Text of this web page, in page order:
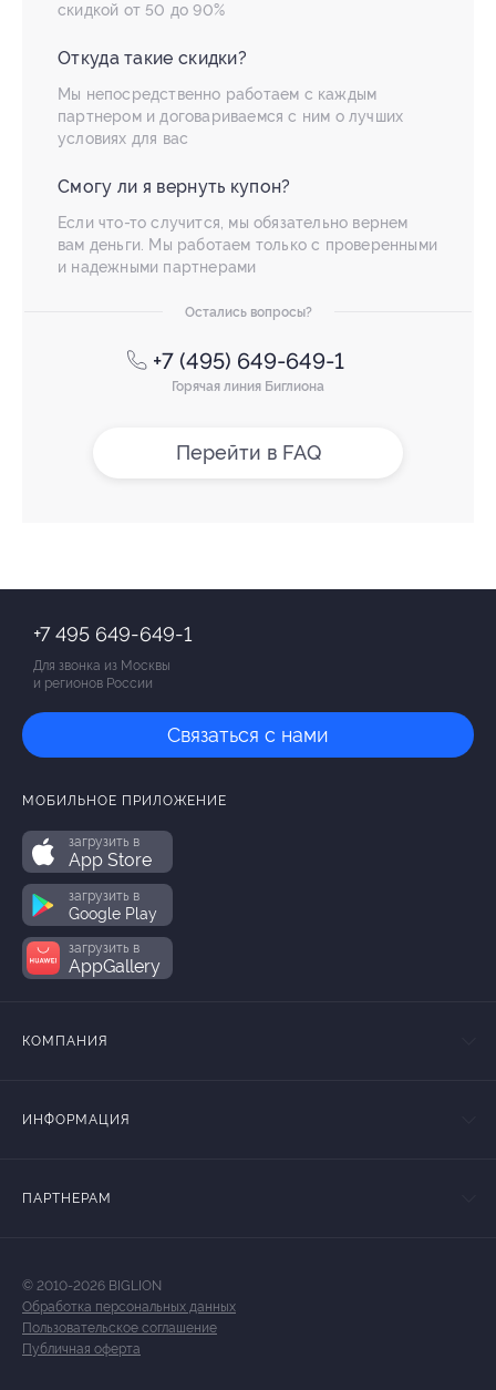
скидкой от 50 до 90%
Откуда такие скидки?
Мы непосредственно работаем с каждым
партнером и договариваемся с ним о лучших
условиях для вас
Смогу ли я вернуть купон?
Если что-то случится, мы обязательно вернем
вам деньги. Мы работаем только с проверенными
и надежными партнерами
Остались вопросы?
+7 (495) 649-649-1
Горячая линия Биглиона
Перейти в FAQ
+7 495 649-649-1
Для звонка из Москвы
и регионов России
Связаться с нами
МОБИЛЬНОЕ ПРИЛОЖЕНИЕ
загрузить в
App Store
загрузить в
Google Play
загрузить в
AppGallery
КОМПАНИЯ
ИНФОРМАЦИЯ
ПАРТНЕРАМ
© 2010-2026 BIGLION
Обработка персональных данных
Пользовательское соглашение
Публичная оферта